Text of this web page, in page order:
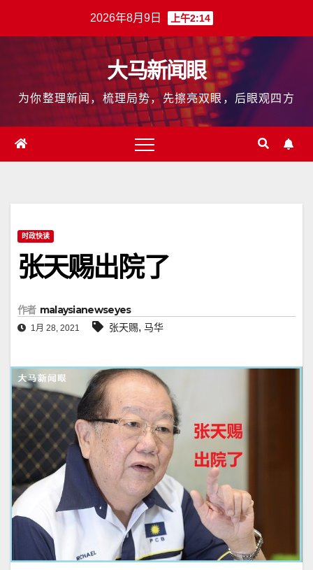
2026年8月9日 上午2:14
大马新闻眼
为你整理新闻，梳理局势，先擦亮双眼，后眼观四方
时政快读
张天赐出院了
作者 malaysianewseyes
1月 28, 2021 张天赐, 马华